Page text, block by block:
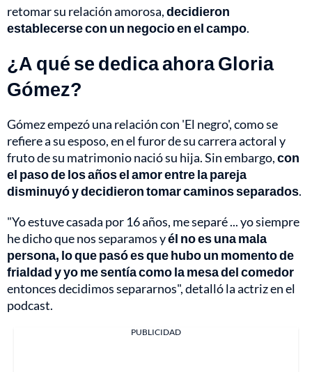
retomar su relación amorosa,decidieron
establecerse con un negocio en el campo.
¿A qué se dedica ahora Gloria
Gómez?
Gómez empezó una relación con 'El negro', como se
refiere a su esposo, en el furor de su carrera actoral y
fruto de su matrimonio nació su hija. Sin embargo,con
el paso de los años el amor entre la pareja
disminuyó y decidieron tomar caminos separados.
"Yo estuve casada por 16 años, me separé ... yo siempre
he dicho que nos separamos yél no es una mala
persona, lo que pasó es que hubo un momento de
frialdad y yo me sentía como la mesa del comedor
entonces decidimos separarnos", detalló la actriz en el
podcast.
PUBLICIDAD